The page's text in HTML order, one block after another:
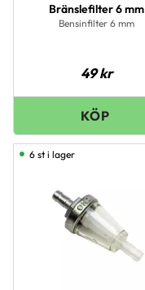
Bränslefilter 6 mm
Bensinfilter 6 mm
49kr
6 st i lager